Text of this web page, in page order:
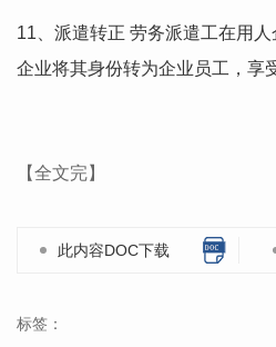
11、派遣转正 劳务派遣工在用
企业将其身份转为企业员工，享
【全文完】
此内容DOC下载
标签：